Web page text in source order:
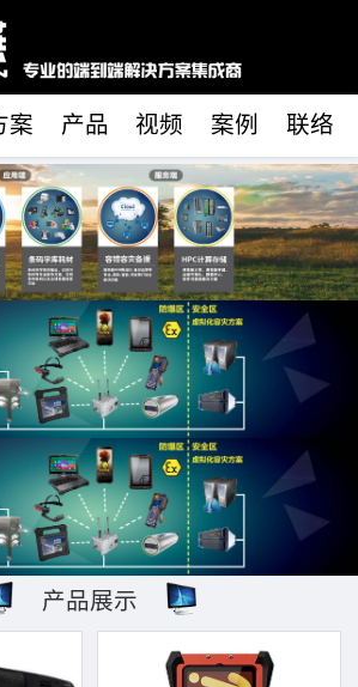
案 产品 视频 案例 联络
产品展示